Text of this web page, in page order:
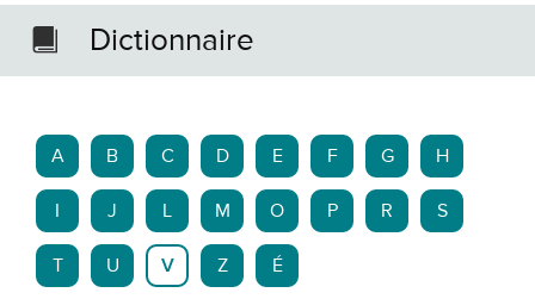
Dictionnaire
A B C D E F G H
J L M O P R S
T U V Z É